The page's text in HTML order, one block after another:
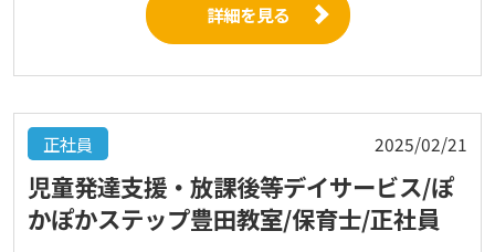
詳細を見る
正社員 2025/02/21
児童発達支援・放課後等デイサービス/ぽ
かぽかステップ豊田教室/保育士/正社員